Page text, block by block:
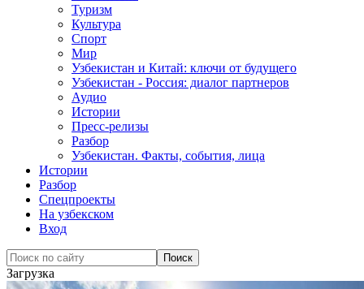
Туризм
Культура
Спорт
Мир
Узбекистан и Китай: ключи от будущего
Узбекистан - Россия: диалог партнеров
Аудио
Истории
Пресс-релизы
Разбор
Узбекистан. Факты, события, лица
Истории
Разбор
Спецпроекты
На узбекском
Вход
Загрузка